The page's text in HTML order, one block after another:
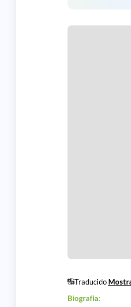
Traducido
Biografía: